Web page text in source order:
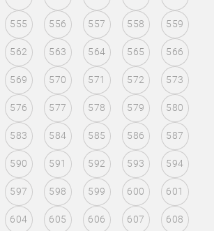
555 556 557 558 559
562 563 564 565 566
569 570 571 572 573
576 577 578 579 580
583 584 585 586 587
590 591 592 593 594
597 598 599 600 601
604 605 606 607 608